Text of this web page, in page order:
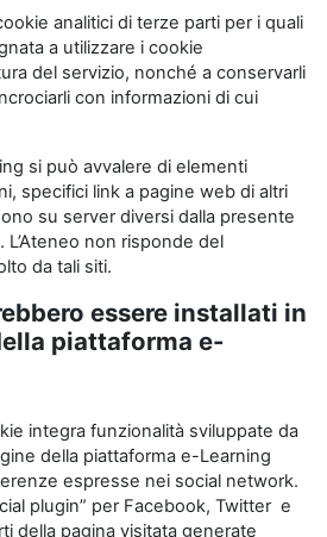
analitici di terze parti per i quali
a utilizzare i cookie
del servizio, nonché a conservarli
con informazioni di cui
si può avvalere di elementi
specifici link a pagine web di altri
su server diversi dalla presente
non risponde del
da tali siti.
essere installati in
piattaforma e-
integra funzionalità sviluppate da
della piattaforma e-Learning
espresse nei social network.
plugin” per Facebook, Twitter e
della pagina visitata generate